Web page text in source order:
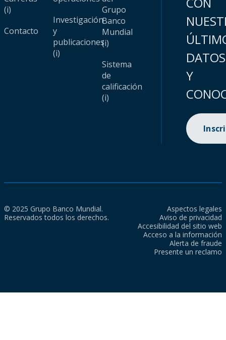
(i)
Contacto
Investigación
y
publicaciones
(i)
Grupo
Banco
Mundial
(i)
Sistema
de
calificación
(i)
DATOS
Y
© 2025 Grupo Banco Mundial.
Reservados todos los derechos.
Aspectos legales
Aviso de privacidad
Accesibilidad del sitio web
Acceso a la información
Alerta de fraude
Presente un reclamo